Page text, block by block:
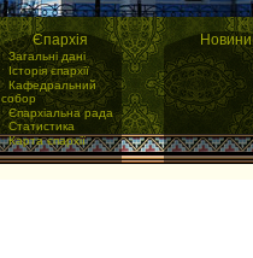
Єпархія
·Загальні дані
·Історія єпархії
·Кафедральний
собор
·Єпархіальна рада
·Статистика
·Карта єпархії
Новини